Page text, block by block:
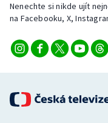
Nenechte si nikde ujít
na Facebooku, X,